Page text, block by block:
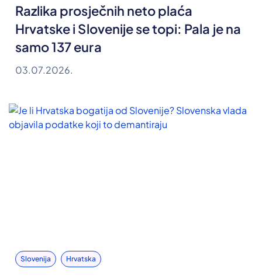
Razlika prosječnih neto plaća
Hrvatske i Slovenije se topi: Pala je na
samo 137 eura
03.07.2026.
Slovenija Hrvatska